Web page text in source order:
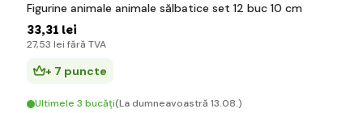
Figurine animale animale sălbatice set 12 buc 10 cm
33,31 lei
27,53 lei fără TVA
+ 7 puncte
Ultimele 3 bucăți(La dumneavoastră 13.08.)